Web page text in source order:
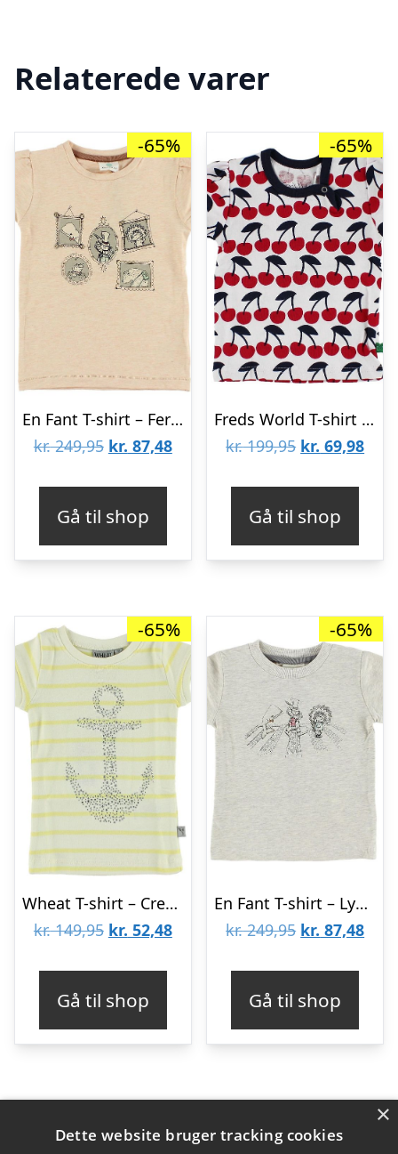
Relaterede varer
-65%
En Fant T-shirt – Ferskenmeleret m. Portrætter
kr.249,95 Den
var:
kr. 249,95.
kr. 87,48Den
kr. 87,48.
Gå til shop
-65%
Freds World T-shirt – Hvid m. Kirsebær
kr.199,95 Den
var:
kr. 199,95.
kr. 69,98Den
kr.
Gå til shop
-65%
Wheat T-shirt – Creme/Gul m. Anker
kr.149,95 Den
var:
kr. 149,95.
kr. 52,48Den
kr. 52,48.
Gå til shop
-65%
En Fant T-shirt – Lysgråmeleret m. Print
kr.249,95 Den
var:
kr. 249,95.
kr. 87,48Den
kr.
Gå til shop
Varekategorier
×
Dette website bruger tracking cookies